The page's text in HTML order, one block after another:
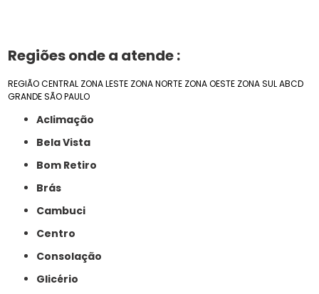
Regiões onde a atende :
REGIÃO CENTRAL ZONA LESTE ZONA NORTE ZONA OESTE ZONA SULABCD
GRANDE SÃO PAULO
Aclimação
Bela Vista
Bom Retiro
Brás
Cambuci
Centro
Consolação
Glicério